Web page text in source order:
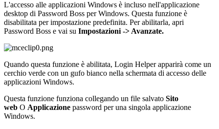
L'accesso alle applicazioni Windows è incluso nell'applicazione
desktop di Password Boss per Windows. Questa funzione è
disabilitata per impostazione predefinita. Per abilitarla, apri
Password Boss e vai su Impostazioni -> Avanzate.
Quando questa funzione è abilitata, Login Helper apparirà come un
cerchio verde con un gufo bianco nella schermata di accesso delle
applicazioni Windows.
Questa funzione funziona collegando un file salvato Sito
web O Applicazione password per una singola applicazione
Windows.